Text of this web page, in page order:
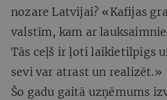
nozare Latvijai? «Kafijas
valstīm, kam ar
Tās ceļš ir ļoti laikietilpīgs
sevi var atrast un realizēt.»
Šo gadu gaitā uzņēmums